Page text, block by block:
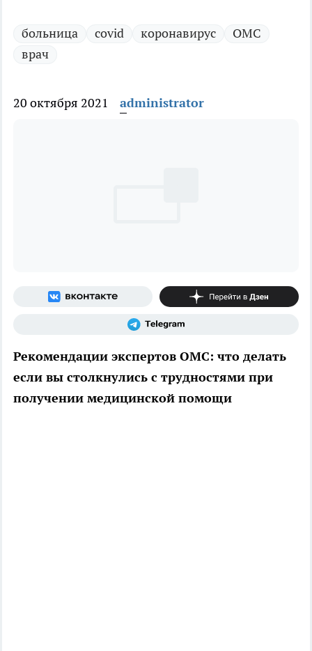
больница covid коронавирус
ОМС
врач
20 октября 2021 administrator
Рекомендации экспертов ОМС: что делать
если вы столкнулись с трудностями при
получении медицинской помощи